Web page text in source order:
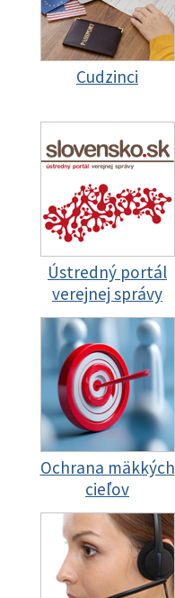
Cudzinci
Ústredný portál
verejnej správy
Ochrana mäkkých
cieľov